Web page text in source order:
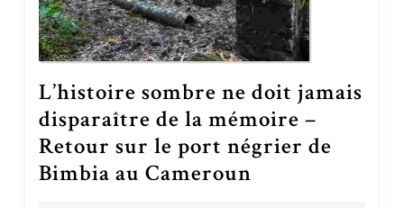
L’histoire sombre ne doit jamais
disparaître de la mémoire –
Retour sur le port négrier de
Bimbia au Cameroun